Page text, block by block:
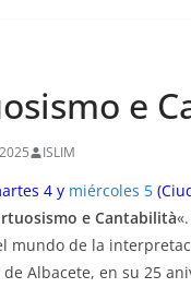
e
ISLIM
4 y miércoles 5
e Cantabilità
mundo de la
de Albacete, en su 25